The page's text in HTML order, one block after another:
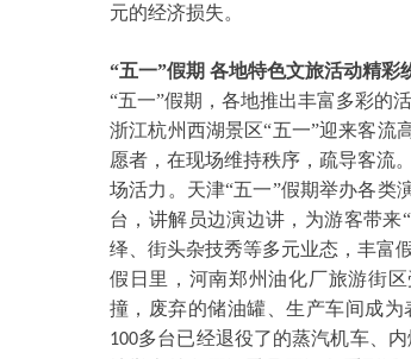
元的经济损失。
“五一”假期 各地特色文旅活动精彩
“五一”假期，各地推出丰富多彩的
浙江杭州西湖景区“五一”迎来客流
愿者，在现场维持秩序，疏导客流
场活力。天津“五一”假期举办各类
台，讲解员边演边讲，为游客带来
绎、街头杂技秀等多元业态，丰富
假日里，河南郑州油化厂旅游街
撞，废弃的储油罐、生产车间成
100多台已经退役了的蒸汽机车、